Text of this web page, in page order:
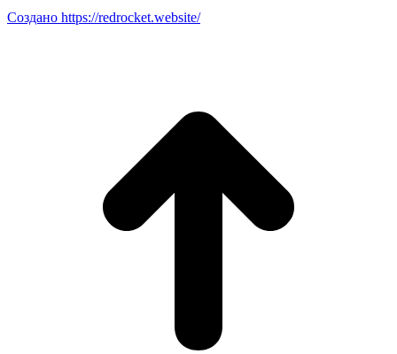
Создано https://redrocket.website/